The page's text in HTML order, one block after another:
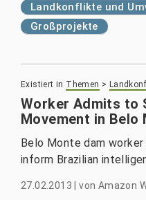
Landkonflikte und
Großprojekte
Existiert in Themen >
Worker Admits to
Movement in Belo
Belo Monte dam
inform Brazilian
27.02.2013 |von Amazon